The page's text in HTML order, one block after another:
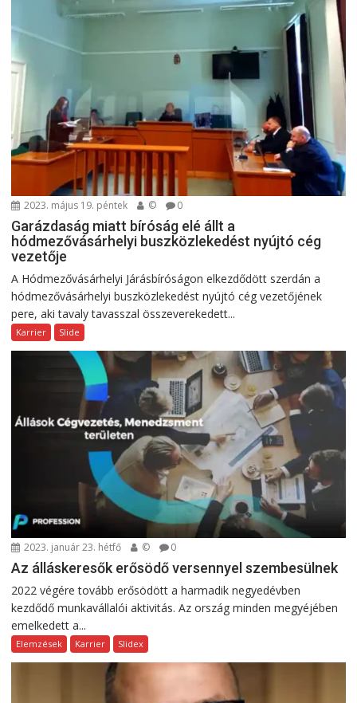
2023. május 19. péntek © 0
Garázdaság miatt bíróság elé állt a
hódmezővásárhelyi buszközlekedést nyújtó cég
vezetője
A Hódmezővásárhelyi Járásbíróságon elkezdődött szerdán a
hódmezővásárhelyi buszközlekedést nyújtó cég vezetőjének
pere, aki tavaly tavasszal összeverekedett...
Karrier Slide
2023. január 23. hétfő © 0
Az álláskeresők erősödő versennyel szembesülnek
2022 végére tovább erősödött a harmadik negyedévben
kezdődő munkavállalói aktivitás. Az ország minden megyéjében
emelkedett a...
Elemzések Karrier Slidex